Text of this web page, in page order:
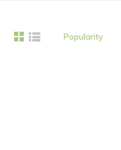
Popularity